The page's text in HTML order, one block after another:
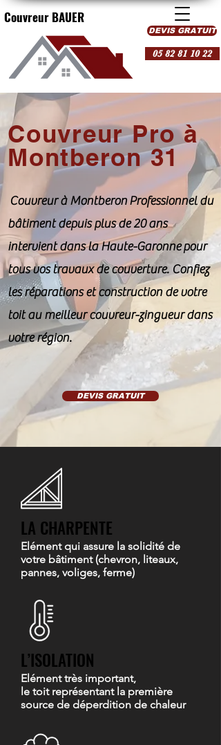
05 82 81 10 22
Couvreur BAUER
DEVIS GRATUIT
Couvreur Pro à
Montberon 31
Couvreur à Montberon Professionnel du
bâtiment depuis plus de 20 ans
intervient dans la Haute-Garonne pour
tous vos travaux de couverture. Confiez
les réparations et construction de votre
toit au meilleur couvreur-zingueur dans
votre région.
DEVIS GRATUIT
LA CHARPENTE
Elément qui assure la solidité de
votre bâtiment (chevron, liteaux,
pannes, voliges, ferme)
L’ISOLATION
Elément très important,
le toit représentant la première
source de déperdition de chaleur